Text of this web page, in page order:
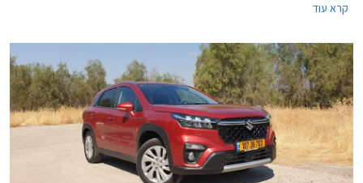
ג'ימיני החביב עם 5 דלתות ושימושיות משופרת.
קרא עוד